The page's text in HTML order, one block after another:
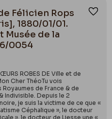
Félicien Rops
1880/01/01.
Musée de la
0054
ROBES DE Ville et de
Cher ThéoTu vois
de France & de
Indivisible. Depuis le 2
je suis la victime de ce que «
Céphalique », le docteur
», le docteur de Liesse une «